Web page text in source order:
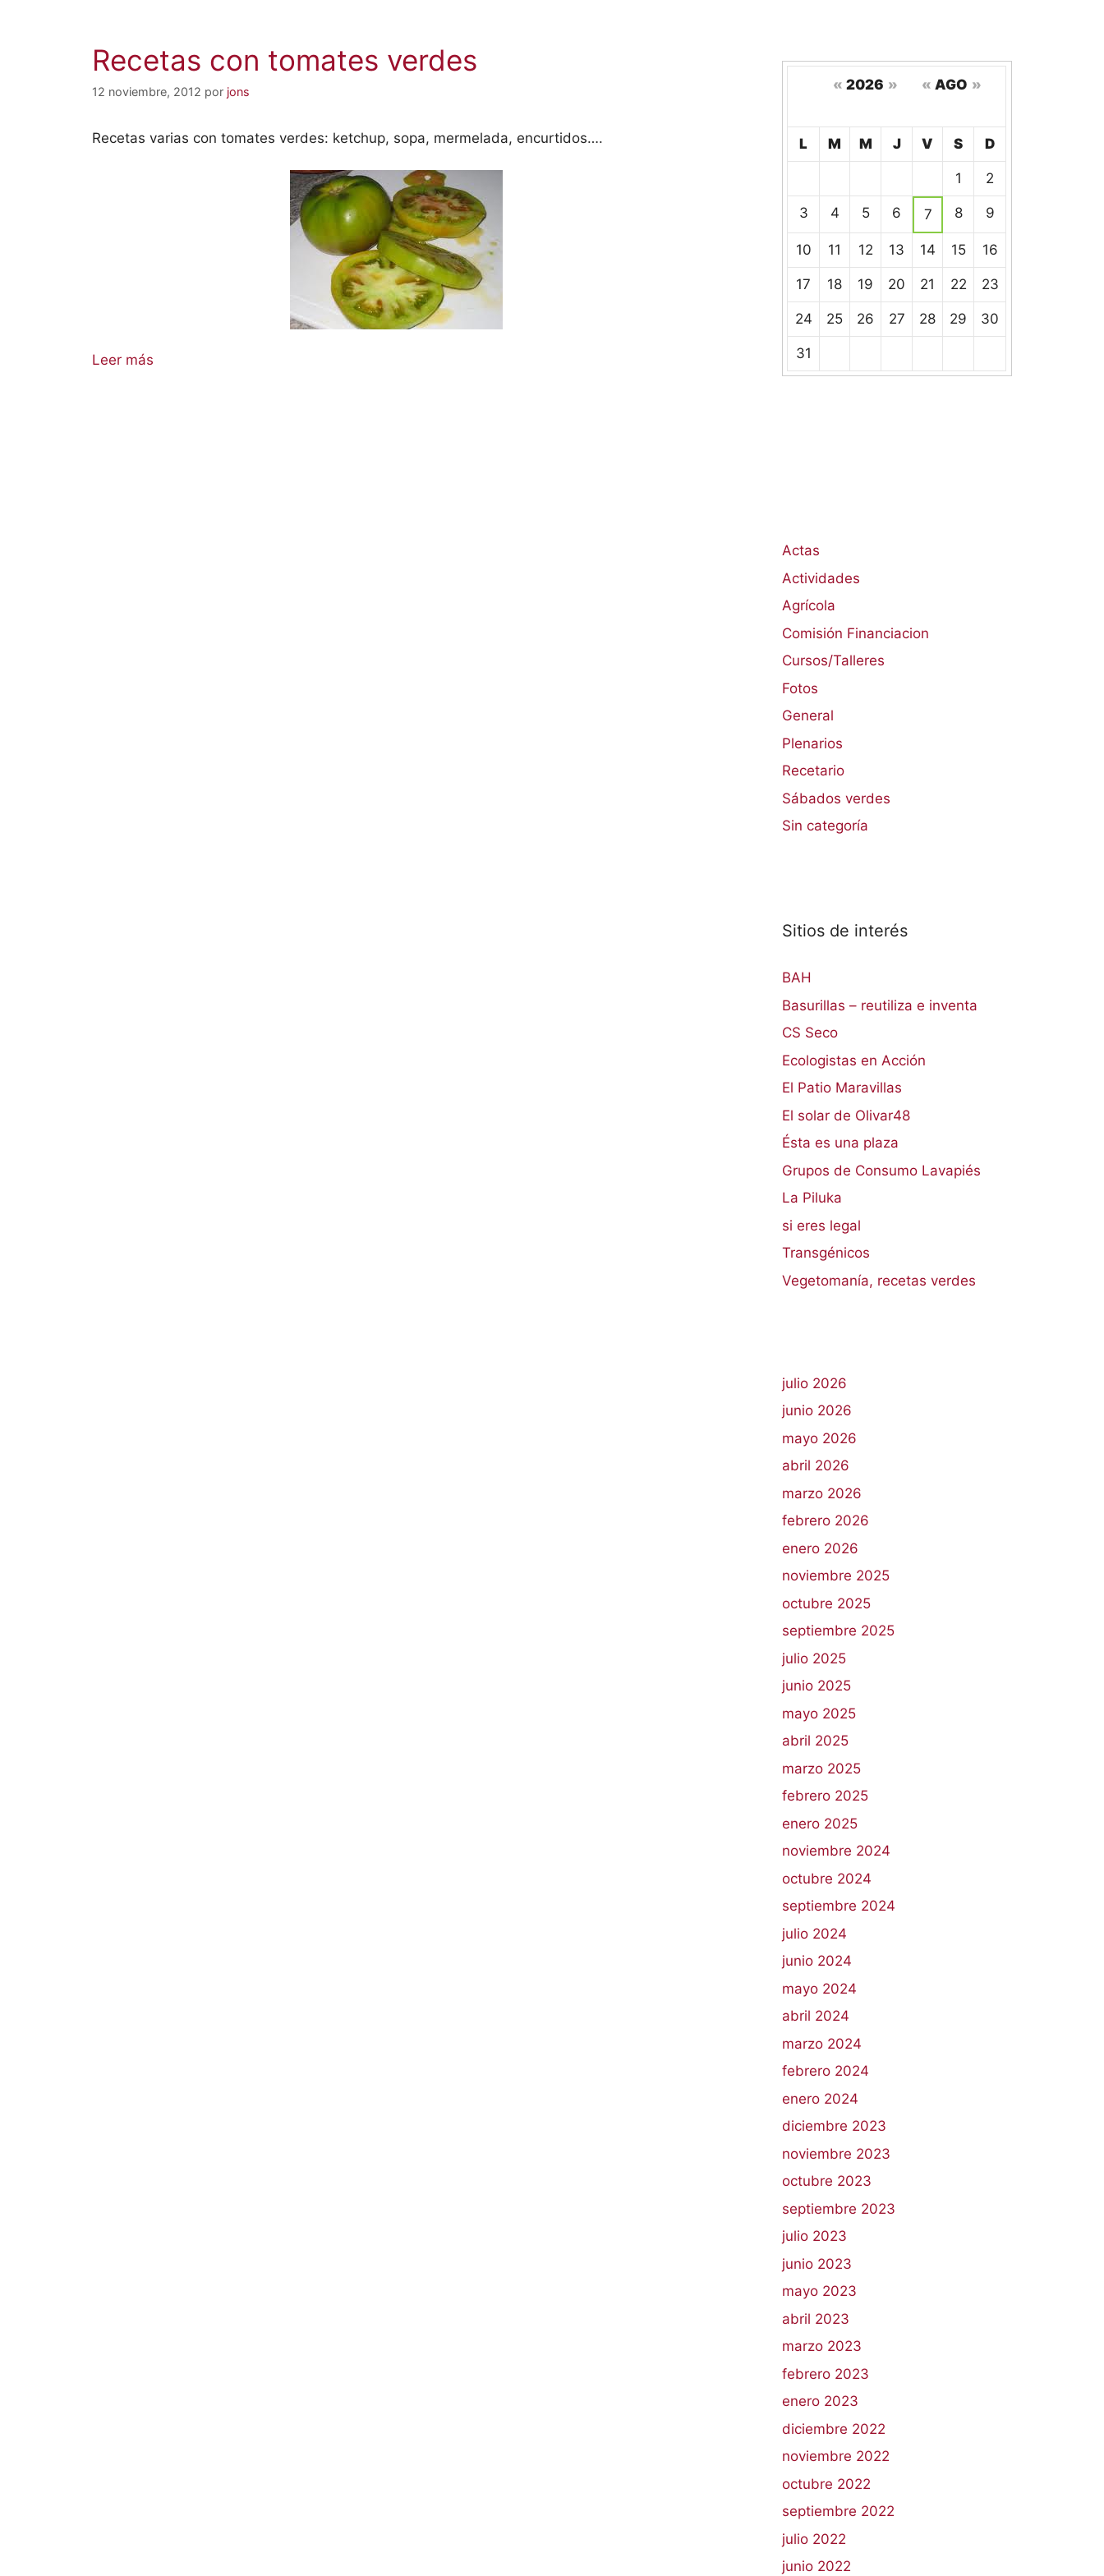
Recetas con tomates verdes
12 noviembre, 2012 por jons
Recetas varias con tomates verdes: ketchup, sopa, mermelada, encurtidos….
Leer más
calendario
de
eventos
« 2026 » « AGO »
L M M J V S D
1 2
3 4 5 6 7 8 9
10 11 12 13 14 15 16
17 18 19 20 21 22 23
24 25 26 27 28 29 30
31
Actas
Actividades
Agrícola
Comisión Financiacion
Cursos/Talleres
Fotos
General
Plenarios
Recetario
Sábados verdes
Sin categoría
Sitios de interés
BAH
Basurillas – reutiliza e inventa
CS Seco
Ecologistas en Acción
El Patio Maravillas
El solar de Olivar48
Ésta es una plaza
Grupos de Consumo Lavapiés
La Piluka
si eres legal
Transgénicos
Vegetomanía, recetas verdes
julio 2026
junio 2026
mayo 2026
abril 2026
marzo 2026
febrero 2026
enero 2026
noviembre 2025
octubre 2025
septiembre 2025
julio 2025
junio 2025
mayo 2025
abril 2025
marzo 2025
febrero 2025
enero 2025
noviembre 2024
octubre 2024
septiembre 2024
julio 2024
junio 2024
mayo 2024
abril 2024
marzo 2024
febrero 2024
enero 2024
diciembre 2023
noviembre 2023
octubre 2023
septiembre 2023
julio 2023
junio 2023
mayo 2023
abril 2023
marzo 2023
febrero 2023
enero 2023
diciembre 2022
noviembre 2022
octubre 2022
septiembre 2022
julio 2022
junio 2022